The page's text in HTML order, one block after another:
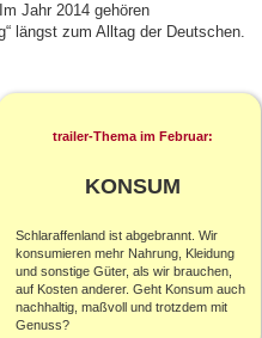
Jahr 2014 gehören
längst zum Alltag der Deutschen.
trailer-Thema im Februar:
KONSUM
Schlaraffenland ist abgebrannt. Wir
konsumieren mehr Nahrung, Kleidung
und sonstige Güter, als wir brauchen,
auf Kosten anderer. Geht Konsum auch
nachhaltig, maßvoll und trotzdem mit
Genuss?